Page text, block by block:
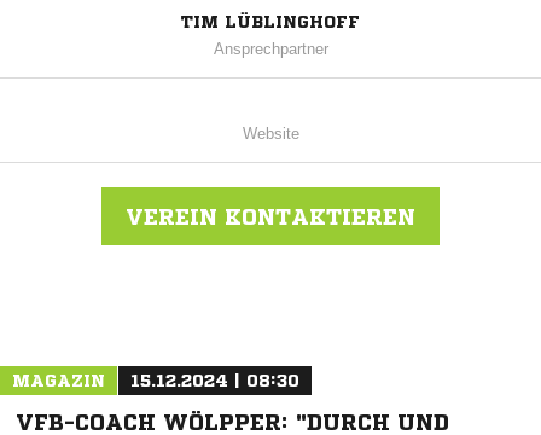
TIM LÜBLINGHOFF
Ansprechpartner
Website
VEREIN KONTAKTIEREN
MAGAZIN 15.12.2024 | 08:30
VFB-COACH WÖLPPER: "DURCH UND